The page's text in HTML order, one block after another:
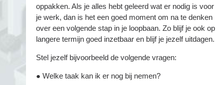
oppakken. Als je alles hebt geleerd wat er nodig is voor
je werk, dan is het een goed moment om na te denken
over een volgende stap in je loopbaan. Zo blijf je ook op
langere termijn goed inzetbaar en blijf je jezelf uitdagen.
Stel jezelf bijvoorbeeld de volgende vragen:
● Welke taak kan ik er nog bij nemen?